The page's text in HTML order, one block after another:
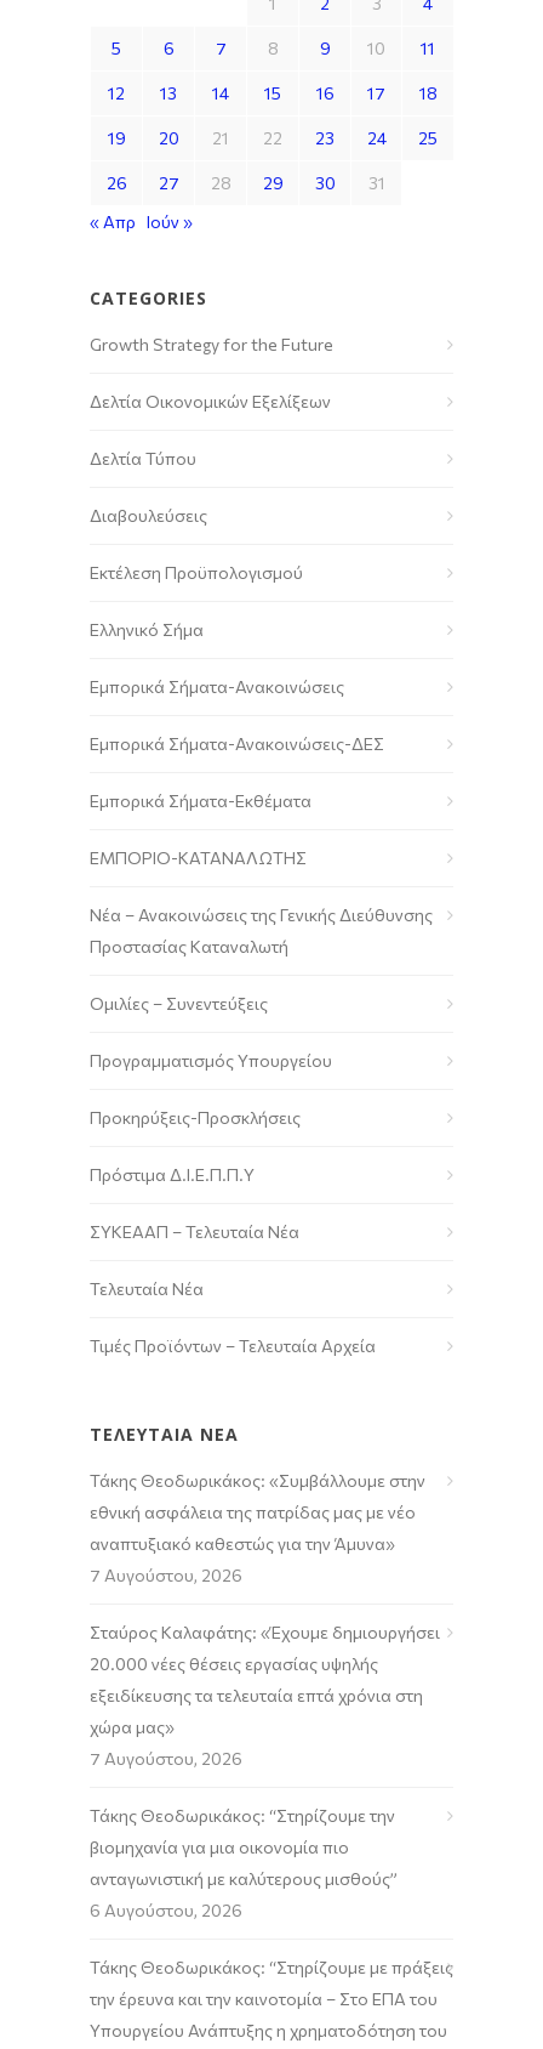
5 6 7 8 9 10 11
12 13 14 15 16 17 18
19 20 21 22 23 24 25
26 27 28 29 30
31
« Απρ Ιούν »
CATEGORIES
Growth Strategy for the Future
Δελτία Οικονομικών Εξελίξεων
Δελτία Τύπου
Διαβουλεύσεις
Εκτέλεση Προϋπολογισμού
Ελληνικό Σήμα
Εμπορικά Σήματα-Ανακοινώσεις
Εμπορικά Σήματα-Ανακοινώσεις-ΔΕΣ
Εμπορικά Σήματα-Εκθέματα
ΕΜΠΟΡΙΟ-ΚΑΤΑΝΑΛΩΤΗΣ
Νέα – Ανακοινώσεις της Γενικής Διεύθυνσης
Προστασίας Καταναλωτή
Ομιλίες – Συνεντεύξεις
Προγραμματισμός Υπουργείου
Προκηρύξεις-Προσκλήσεις
Πρόστιμα Δ.Ι.Ε.Π.Π.Υ
ΣΥΚΕΑΑΠ – Τελευταία Νέα
Τελευταία Νέα
Τιμές Προϊόντων – Τελευταία Αρχεία
ΤΕΛΕΥΤΑΙΑ ΝΕΑ
Τάκης Θεοδωρικάκος: «Συμβάλλουμε στην
εθνική ασφάλεια της πατρίδας μας με νέο
αναπτυξιακό καθεστώς για την Άμυνα»
7 Αυγούστου, 2026
Σταύρος Καλαφάτης: «Έχουμε δημιουργήσει
20.000 νέες θέσεις εργασίας υψηλής
εξειδίκευσης τα τελευταία επτά χρόνια στη
χώρα μας»
7 Αυγούστου, 2026
Τάκης Θεοδωρικάκος: “Στηρίζουμε την
βιομηχανία για μια οικονομία πιο
ανταγωνιστική με καλύτερους μισθούς”
6 Αυγούστου, 2026
Τάκης Θεοδωρικάκος: “Στηρίζουμε με πράξεις
την έρευνα και την καινοτομία – Στο ΕΠΑ του
Υπουργείου Ανάπτυξης η χρηματοδότηση του